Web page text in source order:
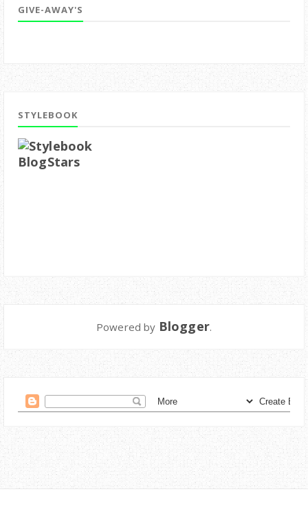
GIVE-AWAY'S
STYLEBOOK
Powered by Blogger.